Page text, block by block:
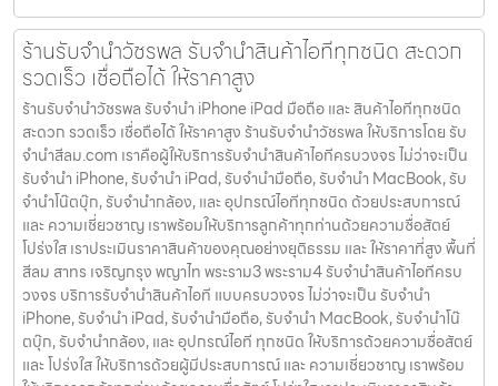
ร้านรับจำนำวัชรพล รับจำนำสินค้าไอทีทุกชนิด สะดวก
รวดเร็ว เชื่อถือได้ ให้ราคาสูง
ร้านรับจำนำวัชรพล รับจำนำ iPhone iPad มือถือ และ สินค้าไอทีทุกชนิด
สะดวก รวดเร็ว เชื่อถือได้ ให้ราคาสูง ร้านรับจำนำวัชรพล ให้บริการโดย รับ
จํานําสีลม.com เราคือผู้ให้บริการรับจำนำสินค้าไอทีครบวงจร ไม่ว่าจะเป็น
รับจำนำ iPhone, รับจำนำ iPad, รับจำนำมือถือ, รับจำนำ MacBook, รับ
จำนำโน๊ตบุ๊ก, รับจำนำกล้อง, และ อุปกรณ์ไอทีทุกชนิด ด้วยประสบการณ์
และ ความเชี่ยวชาญ เราพร้อมให้บริการลูกค้าทุกท่านด้วยความซื่อสัตย์
โปร่งใส เราประเมินราคาสินค้าของคุณอย่างยุติธรรม และ ให้ราคาที่สูง พื้นที่
สีลม สาทร เจริญกรุง พญาไท พระราม3 พระราม4 รับจำนำสินค้าไอทีครบ
วงจร บริการรับจำนำสินค้าไอที แบบครบวงจร ไม่ว่าจะเป็น รับจำนำ
iPhone, รับจำนำ iPad, รับจำนำมือถือ, รับจำนำ MacBook, รับจำนำโน๊
ตบุ๊ก, รับจำนำกล้อง, และ อุปกรณ์ไอที ทุกชนิด ให้บริการด้วยความซื่อสัตย์
และ โปร่งใส ให้บริการด้วยผู้มีประสบการณ์ และ ความเชี่ยวชาญ เราพร้อม